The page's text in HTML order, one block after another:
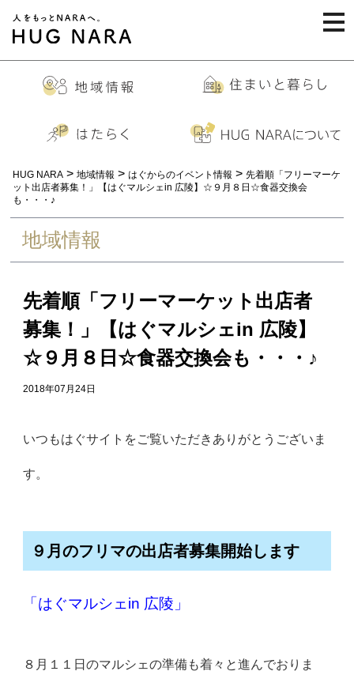
HUG NARA > 地域情報 > はぐからのイベント情報 > 先着順「フリーマーケ
ット出店者募集！」【はぐマルシェin 広陵】☆９月８日☆食器交換会
も・・・♪
地域情報
先着順「フリーマーケット出店者
募集！」【はぐマルシェin 広陵】
☆９月８日☆食器交換会も・・・♪
2018年07月24日
いつもはぐサイトをご覧いただきありがとうございま
す。
９月のフリマの出店者募集開始します
「はぐマルシェin 広陵」
８月１１日のマルシェの準備も着々と進んでおりま